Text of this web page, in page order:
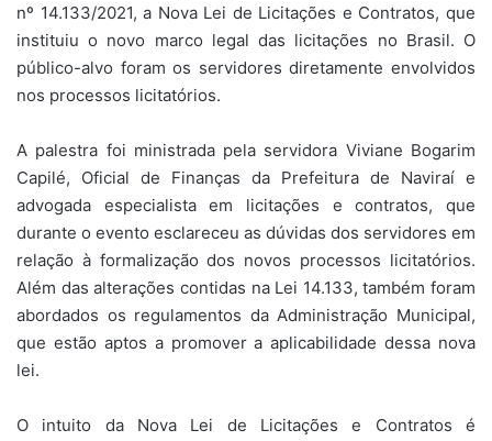
nº 14.133/2021, a Nova Lei de Licitações e Contratos, que
instituiu o novo marco legal das licitações no Brasil. O
público-alvo foram os servidores diretamente envolvidos
nos processos licitatórios.
A palestra foi ministrada pela servidora Viviane Bogarim
Capilé, Oficial de Finanças da Prefeitura de Naviraí e
advogada especialista em licitações e contratos, que
durante o evento esclareceu as dúvidas dos servidores em
relação à formalização dos novos processos licitatórios.
Além das alterações contidas na Lei 14.133, também foram
abordados os regulamentos da Administração Municipal,
que estão aptos a promover a aplicabilidade dessa nova
lei.
O intuito da Nova Lei de Licitações e Contratos é